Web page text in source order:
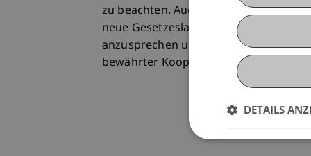
zu beachten. Auch dem Thema Pre-
neue Gesetzeslage des wichtigen
anzusprechen und aus Praktikersicht
bewährter Kooperation mit dem
DETAILS